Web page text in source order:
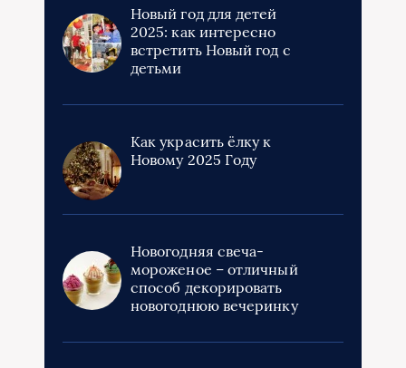
Новый год для детей
2025: как интересно
встретить Новый год с
детьми
Как украсить ёлку к
Новому 2025 Году
Новогодняя свеча-
мороженое – отличный
способ декорировать
новогоднюю вечеринку